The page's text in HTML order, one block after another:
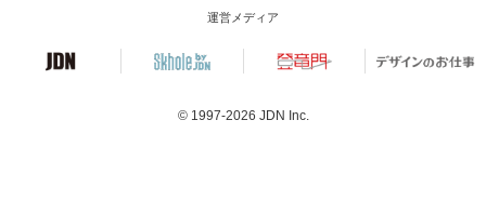
運営メディア
© 1997-2026 JDN Inc.